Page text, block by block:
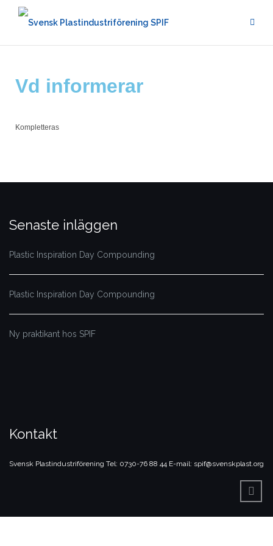
Vd informerar
Kompletteras
Senaste inläggen
Plastic Inspiration Day Compounding
Plastic Inspiration Day Compounding
Ny praktikant hos SPIF
Kontakt
Svensk Plastindustriförening Tel: 0730-76 88 44 E-mail: spif@svenskplast.org